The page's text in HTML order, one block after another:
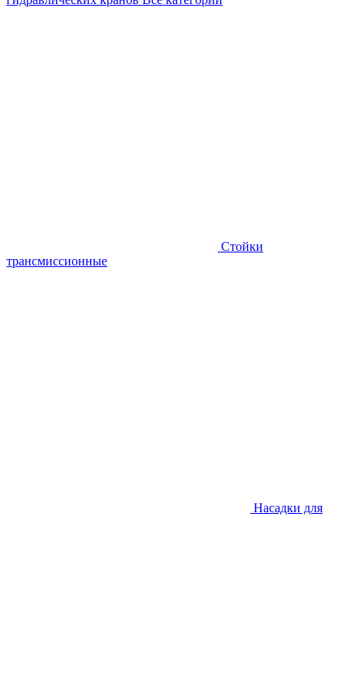
Стойки
трансмиссионные
Насадки для